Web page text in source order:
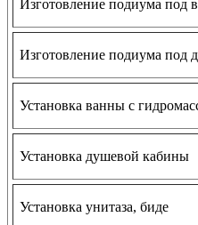
Изготовление подиума под
Изготовление подиума под
Установка ванны с
Установка душевой кабины
Установка унитаза, биде